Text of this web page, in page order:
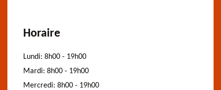
Horaire
Lundi: 8h00 - 19h00
Mardi: 8h00 - 19h00
Mercredi: 8h00 - 19h00